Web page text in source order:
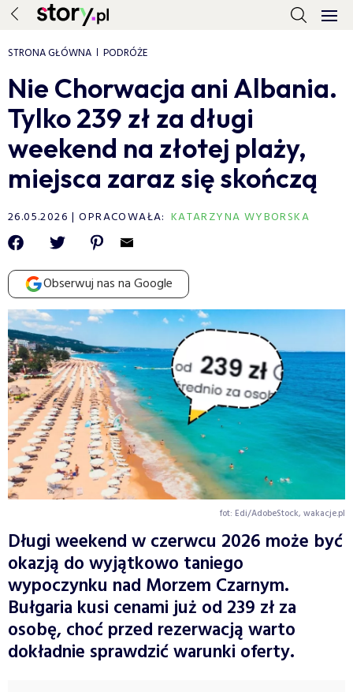
STRONA GŁÓWNA PODRÓŻE
Nie Chorwacja ani Albania.
Tylko 239 zł za długi
weekend na złotej plaży,
miejsca zaraz się skończą
26.05.2026 OPRACOWAŁA: KATARZYNA WYBORSKA
Obserwuj nas na Google
fot: Edi/AdobeStock, wakacje.pl
Długi weekend w czerwcu 2026 może być
okazją do wyjątkowo taniego
wypoczynku nad Morzem Czarnym.
Bułgaria kusi cenami już od 239 zł za
osobę, choć przed rezerwacją warto
dokładnie sprawdzić warunki oferty.